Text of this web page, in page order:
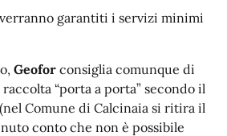
garantiti i servizi minimi
Geofor consiglia comunque di
“porta a porta” secondo il
Comune di Calcinaia si ritira il
conto che non è possibile